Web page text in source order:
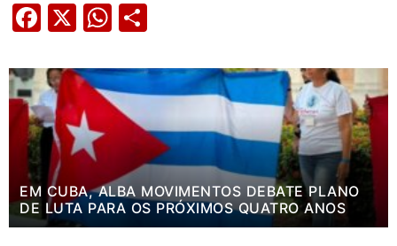
Facebook
X WhatsApp
EM CUBA, ALBA MOVIMENTOS DEBATE PLANO
DE LUTA PARA OS PRÓXIMOS QUATRO ANOS